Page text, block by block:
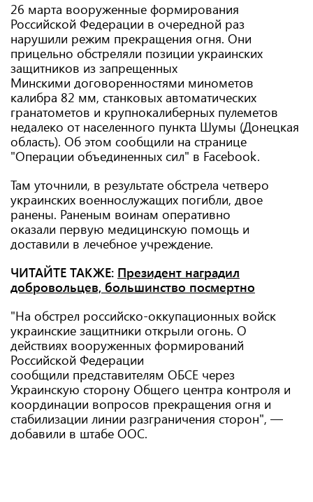
26 марта вооруженные формирования
Российской Федерации в очередной раз
нарушили режим прекращения огня. Они
прицельно обстреляли позиции украинских
защитников из запрещенных
Минскими договоренностями минометов
калибра 82 мм, станковых автоматических
гранатометов и крупнокалиберных пулеметов
недалеко от населенного пункта Шумы (Донецкая
область). Об этом сообщили на странице
"Операции объединенных сил" в Facebook.
Там уточнили, в результате обстрела четверо
украинских военнослужащих погибли, двое
ранены. Раненым воинам оперативно
оказали первую медицинскую помощь и
доставили в лечебное учреждение.
ЧИТАЙТЕ ТАКЖЕ: Президент наградил
добровольцев, большинство посмертно
"На обстрел российско-оккупационных войск
украинские защитники открыли огонь. О
действиях вооруженных формирований
Российской Федерации
сообщили представителям ОБСЕ через
Украинскую сторону Общего центра контроля и
координации вопросов прекращения огня и
стабилизации линии разграничения сторон", —
добавили в штабе ООС.